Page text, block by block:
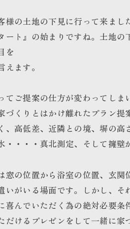
様の土地の下見に行って来まし
ート』の始まりですね。 土地の
を
えます。
てご提案の仕方が変わってしま
づくりとはかけ離れたプラン提
、高低差、近隣との境、塀の高
・・・・真北測定、そして擁壁
窓の位置から浴室の位置、玄関
がいる場面です。
しかし、そ
喜んでいただく為の絶対必要条
だけるプレゼンを して一緒に家